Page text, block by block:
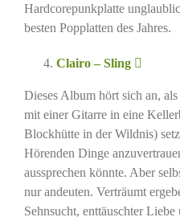
Hardcorepunkplatte
besten Popplatten des Jahres.
Clairo – Sling
Dieses Album hört sich an,
mit einer Gitarre in eine
Blockhütte in der Wildnis)
Hörenden Dinge
aussprechen könnte. Aber
nur andeuten. Verträumt
Sehnsucht, enttäuschter